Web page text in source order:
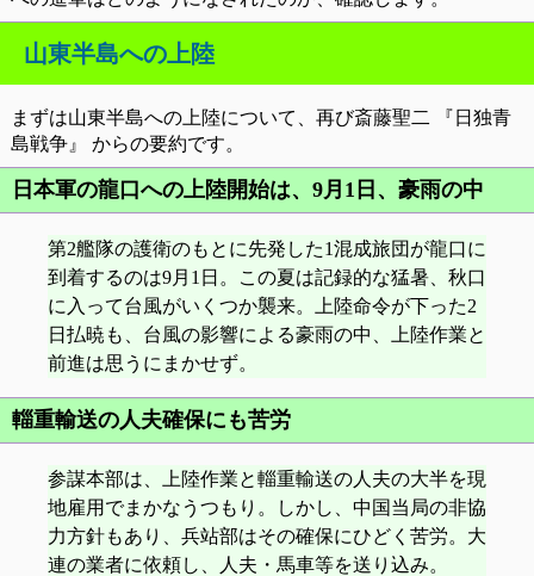
山東半島への上陸
まずは山東半島への上陸について、再び斎藤聖二 『日独青
島戦争』 からの要約です。
日本軍の龍口への上陸開始は、9月1日、豪雨の中
第2艦隊の護衛のもとに先発した1混成旅団が龍口に
到着するのは9月1日。この夏は記録的な猛暑、秋口
に入って台風がいくつか襲来。上陸命令が下った2
日払暁も、台風の影響による豪雨の中、上陸作業と
前進は思うにまかせず。
輜重輸送の人夫確保にも苦労
参謀本部は、上陸作業と輜重輸送の人夫の大半を現
地雇用でまかなうつもり。しかし、中国当局の非協
力方針もあり、兵站部はその確保にひどく苦労。大
連の業者に依頼し、人夫・馬車等を送り込み。